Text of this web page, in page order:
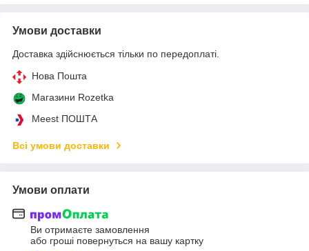
Умови доставки
Доставка здійснюється тільки по передоплаті.
Нова Пошта
Магазини Rozetka
Meest ПОШТА
Всі умови доставки
Умови оплати
Ви отримаєте замовлення
або гроші повернуться на вашу картку